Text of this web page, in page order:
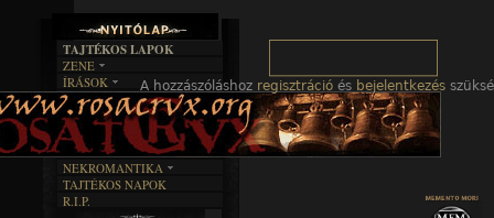
A hozzászóláshoz regisztráció és bejelentkezés
TAJTÉKOS LAPOK
ZENE
EGYÜTTESEK
INTERJÚK
FORDÍTÁSOK
DALSZÖVEGEK
ÍRÁSOK
IRODALOM
FILM
MŰVÉSZET
ÍRÁSTÖRTÉNET
BOSZORKÁNYKONYHA
FEKETE HUMOR
KÉPES
SZÖVEGES
RENDEZVÉNYEK
NEKROMANTIKA
AKTUÁLIS
A MÚLT
TAJTÉKOS NAPOK
R.I.P.